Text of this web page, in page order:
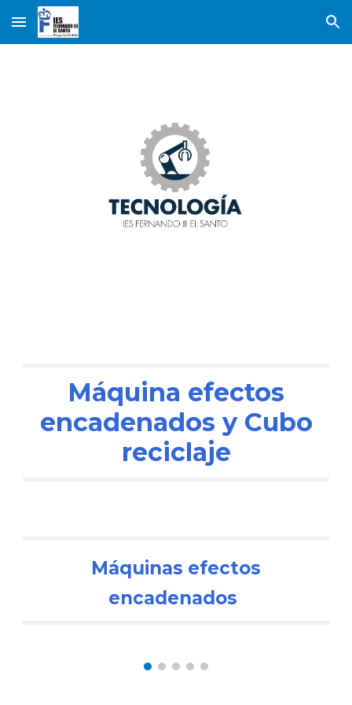
Skip to main content Skip to navigation
Máquina efectos
encadenados y Cubo
reciclaje
Máquinas efectos
encadenados